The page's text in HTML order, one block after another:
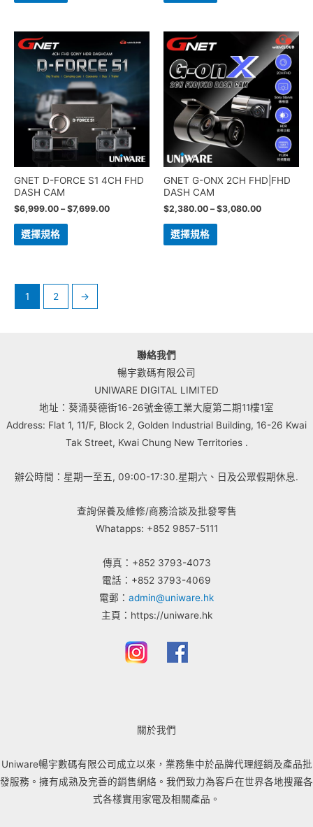
GNET D-FORCE S1 4CH FHD
DASH CAM
$6,999.00 –$7,699.00
選擇規格
GNET G-ONX 2CH FHD|FHD
DASH CAM
$2,380.00 –$3,080.00
選擇規格
1 2 →
聯絡我們
暢宇數碼有限公司
UNIWARE DIGITAL LIMITED
地址：葵涌葵德街16-26號金德工業大廈第二期11樓1室
Address: Flat 1, 11/F, Block 2, Golden Industrial Building, 16-26 Kwai
Tak Street, Kwai Chung New Territories .
辦公時間：星期一至五, 09:00-17:30.星期六、日及公眾假期休息.
查詢保養及維修/商務洽談及批發零售
Whatapps: +852 9857-5111
傳真：+852 3793-4073
電話：+852 3793-4069
電郵： admin@uniware.hk
主頁：https://uniware.hk
關於我們
Uniware暢宇數碼有限公司成立以來，業務集中於品牌代理經銷及產品批
發服務。擁有成熟及完善的銷售網絡。我們致力為客戶在世界各地搜羅各
式各樣實用家電及相關產品。